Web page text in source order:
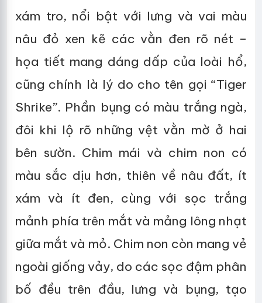
xám tro, nổi bật với lưng và vai màu
nâu đỏ xen kẽ các vằn đen rõ nét –
họa tiết mang dáng dấp của loài hổ,
cũng chính là lý do cho tên gọi “Tiger
Shrike”. Phần bụng có màu trắng ngà,
đôi khi lộ rõ những vệt vằn mờ ở hai
bên sườn. Chim mái và chim non có
màu sắc dịu hơn, thiên về nâu đất, ít
xám và ít đen, cùng với sọc trắng
mảnh phía trên mắt và mảng lông nhạt
giữa mắt và mỏ. Chim non còn mang vẻ
ngoài giống vảy, do các sọc đậm phân
bố đều trên đầu, lưng và bụng, tạo